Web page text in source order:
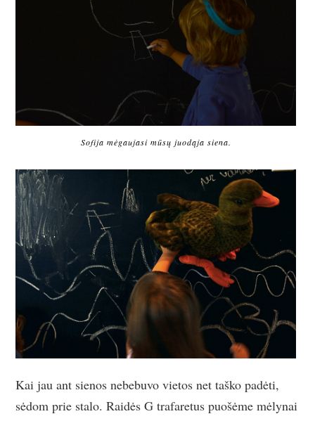
Sofija mėgaujasi mūsų juodąja siena.
Kai jau ant sienos nebebuvo vietos net taško padėti,
sėdom prie stalo. Raidės G trafaretus puošėme mėlynai